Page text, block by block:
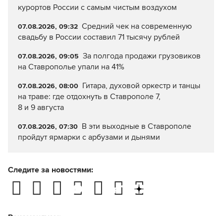
курортов России с самым чистым воздухом
07.08.2026, 09:32 Средний чек на современную
свадьбу в России составил 71 тысячу рублей
07.08.2026, 09:05 За полгода продажи грузовиков
на Ставрополье упали на 41%
07.08.2026, 08:00 Гитара, духовой оркестр и танцы
на траве: где отдохнуть в Ставрополе 7,
8 и 9 августа
07.08.2026, 07:30 В эти выходные в Ставрополе
пройдут ярмарки с арбузами и дынями
Следите за новостями: